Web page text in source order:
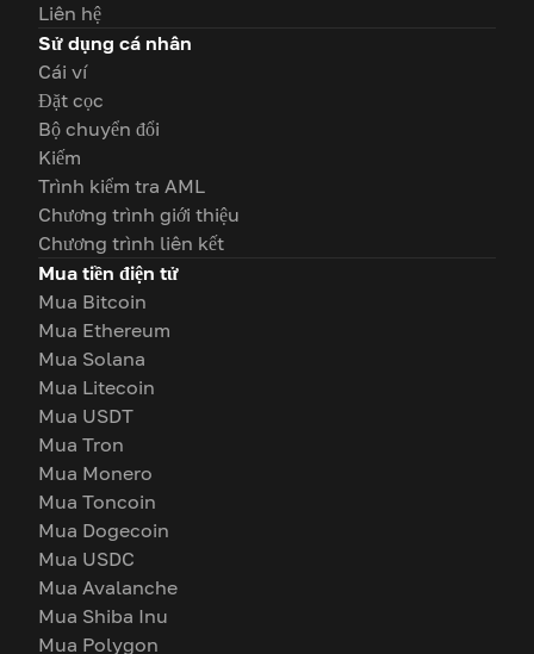
Liên hệ
Sử dụng cá nhân
Cái ví
Đặt cọc
Bộ chuyển đổi
Kiếm
Trình kiểm tra AML
Chương trình giới thiệu
Chương trình liên kết
Mua tiền điện tử
Mua Bitcoin
Mua Ethereum
Mua Solana
Mua Litecoin
Mua USDT
Mua Tron
Mua Monero
Mua Toncoin
Mua Dogecoin
Mua USDC
Mua Avalanche
Mua Shiba Inu
Mua Polygon